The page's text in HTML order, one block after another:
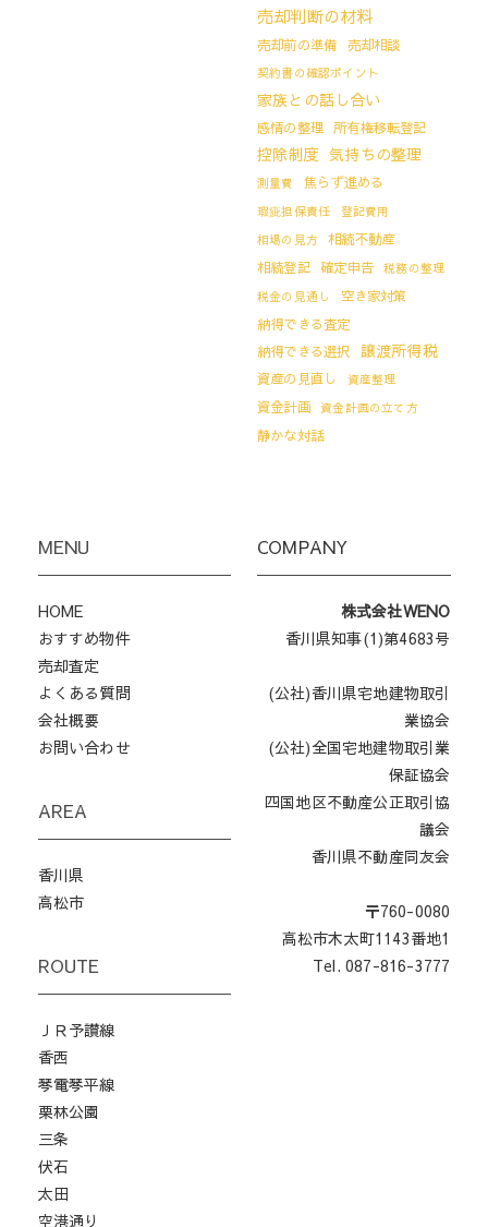
売却判断の材料
売却前の準備 売却相談
契約書の確認ポイント
家族との話し合い
感情の整理 所有権移転登記
控除制度 気持ちの整理
測量費 焦らず進める
瑕疵担保責任
登記費用
相場の見方
相続不動産
相続登記 確定申告
税務の整理
税金の見通し
空き家対策
納得できる査定
納得できる選択 譲渡所得税
資産の見直し 資産整理
資金計画 資金計画の立て方
静かな対話
MENU
HOME
おすすめ物件
売却査定
よくある質問
会社概要
お問い合わせ
AREA
香川県
高松市
ROUTE
ＪＲ予讃線
香西
琴電琴平線
栗林公園
三条
伏石
太田
空港通り
COMPANY
株式会社WENO
香川県知事(1)第4683号
(公社)香川県宅地建物取引
業協会
(公社)全国宅地建物取引業
保証協会
四国地区不動産公正取引協
議会
香川県不動産同友会
〒760-0080
高松市木太町1143番地1
Tel. 087-816-3777